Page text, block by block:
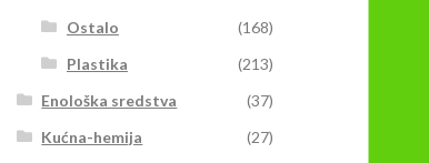
Ostalo
(168)
Plastika
(213)
Enološka sredstva
(37)
Kućna-hemija
(27)